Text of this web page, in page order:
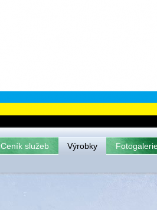
Ceník služeb Výrobky